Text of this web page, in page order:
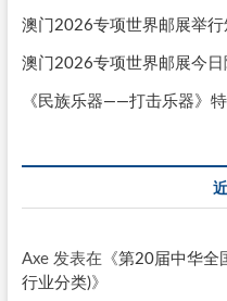
澳门2026专项世界邮展举
澳门2026专项世界邮展今日
《民族乐器——打击乐器》
Axe发表在《第20届中华全
行业分类)》